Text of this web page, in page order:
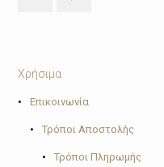
Χρήσιμα
• Επικοινωνία
• Τρόποι Αποστολής
• Τρόποι Πληρωμής